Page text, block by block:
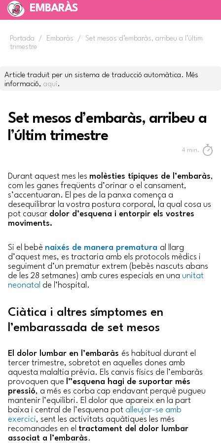
EMBARÀS
Portada / Embaràs / Set mesos d’embaràs, arribeu a l’últim
trimestre
Article traduït per un sistema de traducció automàtica. Més
informació, aquí.
Set mesos d’embaràs, arribeu a
l’últim trimestre
4 min.
Durant aquest mes les molèsties típiques de l’embaràs,
com les ganes freqüents d’orinar o el cansament,
s’accentuaran. El pes de la panxa comença a
desequilibrar la vostra postura corporal, la qual cosa us
pot causar dolor d’esquena i entorpir els vostres
moviments.
Si el bebè naixés de manera prematura al llarg
d’aquest mes, es tractaria amb els protocols mèdics i
seguiment d’un prematur extrem (bebès nascuts abans
de les 28 setmanes) amb cures especials en una unitat
neonatal de l’hospital.
Ciàtica i altres símptomes en
l’embarassada de set mesos
El dolor lumbar en l’embaràs és habitual durant el
tercer trimestre, sobretot en aquelles dones amb
aquesta malaltia prèvia. Els canvis físics de l’embaràs
provoquen que l”esquena hagi de suportar més
pressió, a més es corba cap endavant perquè pugueu
mantenir l’equilibri. El dolor que apareix en la part
baixa i central de l’esquena pot alleujar-se amb
exercici, sent les activitats aquàtiques les més
recomanades en el tractament del dolor lumbar
associat a l’embaràs.